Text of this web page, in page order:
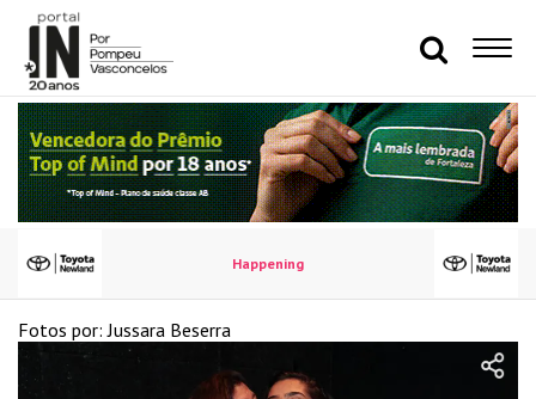
Happening
Fotos por: Jussara Beserra